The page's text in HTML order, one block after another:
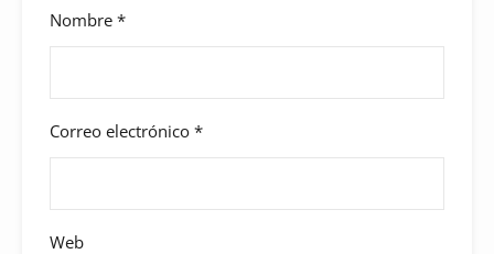
Nombre *
Correo electrónico *
Web